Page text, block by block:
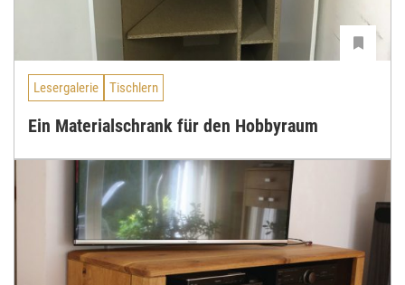
Lesergalerie Tischlern
Ein Materialschrank für den Hobbyraum